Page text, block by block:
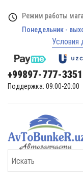
Режим работы
Понедельник -
Условия
+99897-777-3351
Поддержка: 09:00-20:00